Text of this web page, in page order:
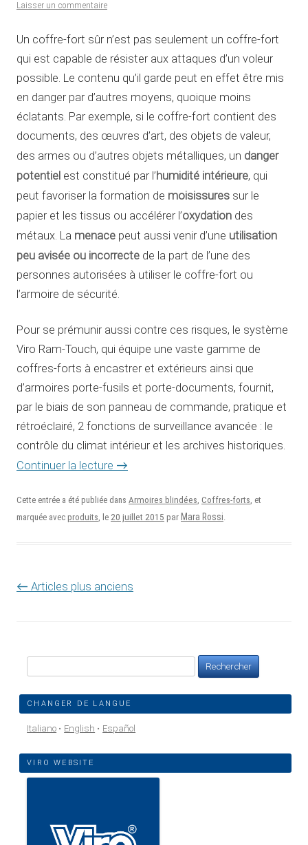
Laisser un commentaire
Un coffre-fort sûr n’est pas seulement un coffre-fort
qui est capable de résister aux attaques d’un voleur
possible. Le contenu qu’il garde peut en effet être mis
en danger par d’autres moyens, quoique moins
éclatants. Par exemple, si le coffre-fort contient des
documents, des œuvres d’art, des objets de valeur,
des armes ou d’autres objets métalliques, un danger
potentiel est constitué par l’humidité intérieure, qui
peut favoriser la formation de moisissures sur le
papier et les tissus ou accélérer l’oxydation des
métaux. La menace peut aussi venir d’une utilisation
peu avisée ou incorrecte de la part de l’une des
personnes autorisées à utiliser le coffre-fort ou
l’armoire de sécurité.
Pour se prémunir aussi contre ces risques, le système
Viro Ram-Touch, qui équipe une vaste gamme de
coffres-forts à encastrer et extérieurs ainsi que
d’armoires porte-fusils et porte-documents, fournit,
par le biais de son panneau de commande, pratique et
rétroéclairé, 2 fonctions de surveillance avancée : le
contrôle du climat intérieur et les archives historiques.
Continuer la lecture →
Cette entrée a été publiée dans Armoires blindées Coffres-forts , et
marquée avec produits , le 20 juillet 2015 par Mara Rossi
← Articles plus anciens
CHANGER DE LANGUE
Italiano English Español
VIRO WEBSITE